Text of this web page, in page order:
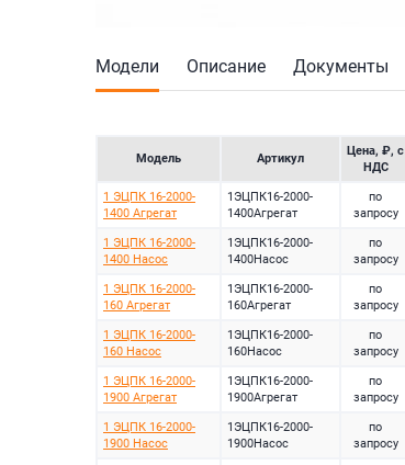
Модели Описание Документы
Модель Артикул
Цена, ₽, с
НДС
1 ЭЦПК 16-2000-
1400 Агрегат
1ЭЦПК16-2000-
1400Агрегат
по
запросу
1 ЭЦПК 16-2000-
1400 Насос
1ЭЦПК16-2000-
1400Насос
по
запросу
1 ЭЦПК 16-2000-
160 Агрегат
1ЭЦПК16-2000-
160Агрегат
по
запросу
1 ЭЦПК 16-2000-
160 Насос
1ЭЦПК16-2000-
160Насос
по
запросу
1 ЭЦПК 16-2000-
1900 Агрегат
1ЭЦПК16-2000-
1900Агрегат
по
запросу
1 ЭЦПК 16-2000-
1900 Насос
1ЭЦПК16-2000-
1900Насос
по
запросу